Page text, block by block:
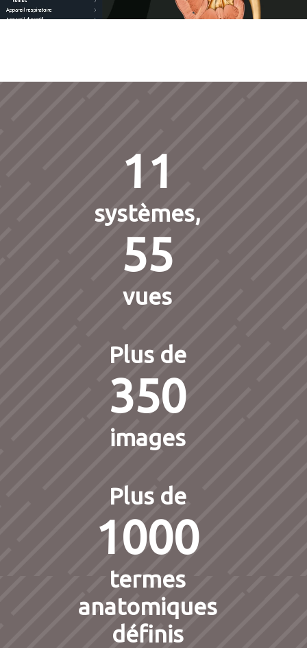
11
systèmes,
55
vues
Plus de
350
images
Plus de
1000
termes
anatomiques
définis